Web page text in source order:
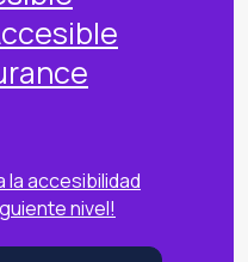
la accesibilidad
nivel!